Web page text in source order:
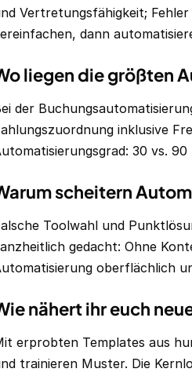
Vertretungsfähigkeit;
dann
liegen die größten
der
inklusive
30 vs.
scheitern
Toolwahl und
gedacht: Ohne
oberflächlich
nähert ihr euch
erprobten Templates aus
trainieren Muster. Die